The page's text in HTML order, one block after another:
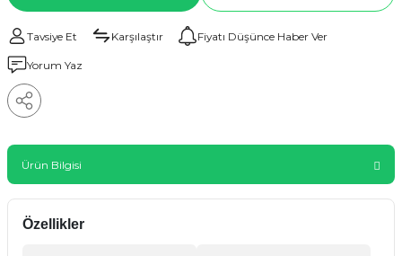
Tavsiye Et Karşılaştır Fiyatı Düşünce Haber Ver
Yorum Yaz
Ürün Bilgisi
Özellikler